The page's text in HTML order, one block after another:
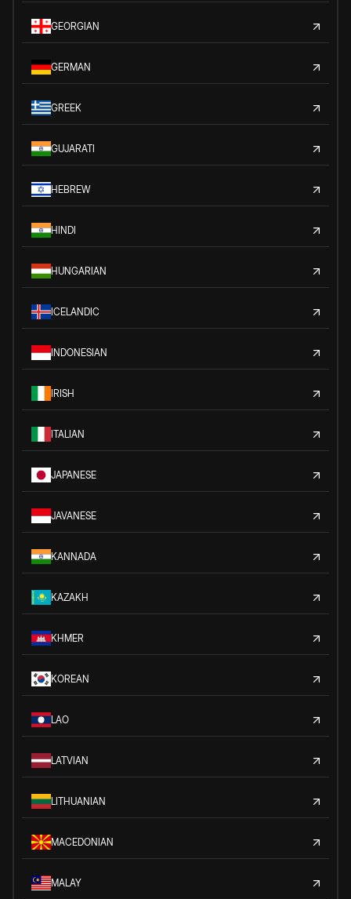
GEORGIAN
GERMAN
GREEK
GUJARATI
HEBREW
HINDI
HUNGARIAN
ICELANDIC
INDONESIAN
IRISH
ITALIAN
JAPANESE
JAVANESE
KANNADA
KAZAKH
KHMER
KOREAN
LAO
LATVIAN
LITHUANIAN
MACEDONIAN
MALAY